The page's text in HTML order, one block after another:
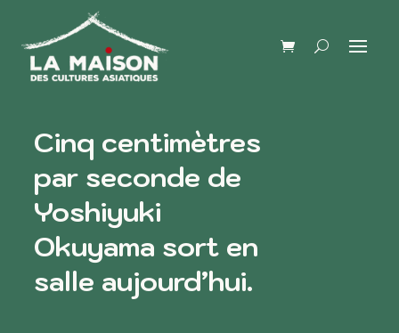
Cinq centimètres
par seconde de
Yoshiyuki
Okuyama sort en
salle aujourd’hui.